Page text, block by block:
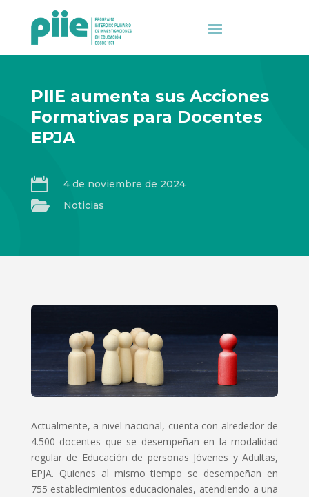
PIIE aumenta sus Acciones
Formativas para Docentes
EPJA
 4 de noviembre de 2024
 Noticias
Actualmente, a nivel nacional, cuenta con alrededor de
4.500 docentes que se desempeñan en la modalidad
regular de Educación de personas Jóvenes y Adultas,
EPJA. Quienes al mismo tiempo se desempeñan en
755 establecimientos educacionales, atendiendo a una